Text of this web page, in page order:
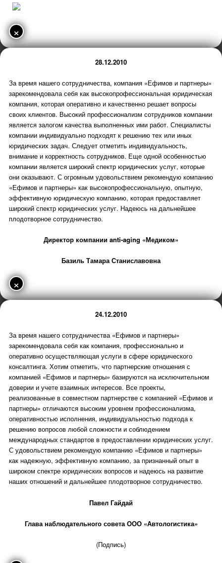
×
28.12.2010
За время нашего сотрудничества, компания «Ефимов и партнеры»
зарекомендовала себя как высокопрофессиональная юридическая
компания, которая оперативно и качественно решает вопросы
своих клиентов. Высокий профессионализм сотрудников компании
является залогом качества выполненных ими работ. Специалисты
компании индивидуально подходят к решению тех или иных
юридических задач. Следует отметить индивидуальность,
внимание и корректность сотрудников. Еще одной особенностью
компании является широкий спектр юридических услуг, которые
они оказывают. С огромным удовольствием рекомендую компанию
«Ефимов и партнеры» как высокопрофессиональную, опытную,
эффективную юридическую компанию, которая предоставляет
широкий спектр юридических услуг. Надеюсь на дальнейшее
плодотворное сотрудничество.
Директор компании anti-aging «Медиком»
Базиль Тамара Станиславовна
×
24.12.2010
За время нашего сотрудничества «Ефимов и партнеры»
зарекомендовала себя как компания, профессионально и
оперативно осуществляющая услуги в сфере юридического
консалтинга. Хотим отметить, что партнерские отношения с
компанией «Ефимов и партнеры» базируются на исключительном
доверии и учете взаимных интересов. Все проекты,
реализованные в совместном партнерстве с компанией «Ефимов и
партнеры» отличаются высоким уровнем профессионализма,
оперативностью исполнения, индивидуальностью подхода к
решению вопросов любой сложности и соблюдением
международных стандартов в предоставлении юридических услуг.
С удовольствием рекомендую компанию «Ефимов и партнеры»
как надежную, эффективную компанию, за признанный опыт в
широком спектре юридических вопросов и надеюсь на развитие
наших отношений и дальнейшее плодотворное сотрудничество.
Павел Гайдай
Глава наблюдательного совета ООО «Автологистика»
(Подпись)